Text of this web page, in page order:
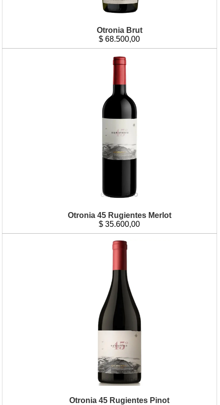
Otronia Brut
$ 68.500,00
Otronia 45 Rugientes Merlot
$ 35.600,00
Otronia 45 Rugientes Pinot